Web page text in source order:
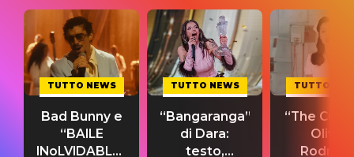
TUTTO NEWS
Bad Bunny e
“BAILE
INoLVIDABLE”:
TUTTO NEWS
“Bangaranga”
di Dara:
testo,
TUTTO
“The
Olivia